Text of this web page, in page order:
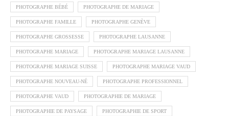
PHOTOGRAPHE BÉBÉ PHOTOGRAPHE DE MARIAGE
PHOTOGRAPHE FAMILLE PHOTOGRAPHE GENÈVE
PHOTOGRAPHE GROSSESSE PHOTOGRAPHE LAUSANNE
PHOTOGRAPHE MARIAGE PHOTOGRAPHE MARIAGE LAUSANNE
PHOTOGRAPHE MARIAGE SUISSE PHOTOGRAPHE MARIAGE VAUD
PHOTOGRAPHE NOUVEAU-NÉ PHOTOGRAPHE PROFESSIONNEL
PHOTOGRAPHE VAUD PHOTOGRAPHIE DE MARIAGE
PHOTOGRAPHIE DE PAYSAGE PHOTOGRAPHIE DE SPORT